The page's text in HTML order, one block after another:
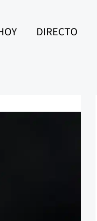
DIRECTO